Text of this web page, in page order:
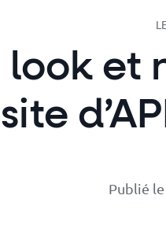
look et
site
Publié